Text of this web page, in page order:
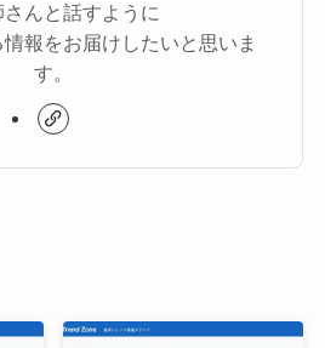
さんと話すように
報をお届けしたいと思いま
す。